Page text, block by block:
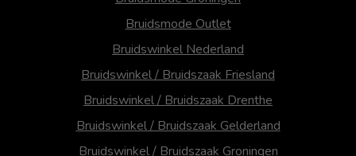
Bruidsmode Outlet
Bruidswinkel Nederland
Bruidswinkel / Bruidszaak Friesland
Bruidswinkel / Bruidszaak Drenthe
Bruidswinkel / Bruidszaak Gelderland
Bruidswinkel / Bruidszaak Groningen